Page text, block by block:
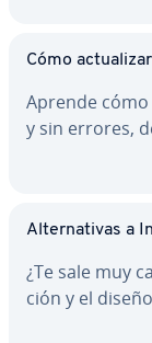
Cómo
Aprende
y sin errores,
Al­te­r­na­ti­vas a
¿Te sale muy
ción y el